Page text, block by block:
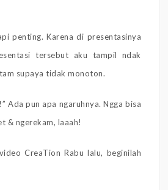
penting. Karena di presentasinya
tersebut aku tampil ndak
supaya tidak monoton.
Ada pun apa ngaruhnya. Ngga bisa
& ngerekam, laaah!
CreaTion Rabu lalu, beginilah